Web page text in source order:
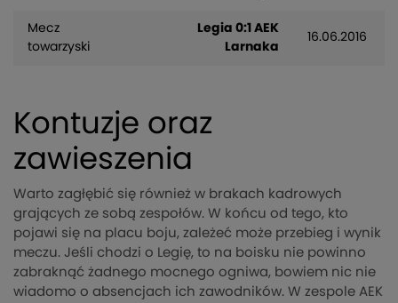
Mecz
towarzyski
Legia 0:1 AEK
Larnaka
16.06.2016
Kontuzje oraz
zawieszenia
Warto zagłębić się również w brakach kadrowych
grających ze sobą zespołów. W końcu od tego, kto
pojawi się na placu boju, zależeć może przebieg i wynik
meczu. Jeśli chodzi o Legię, to na boisku nie powinno
zabraknąć żadnego mocnego ogniwa, bowiem nic nie
wiadomo o absencjach ich zawodników. W zespole AEK